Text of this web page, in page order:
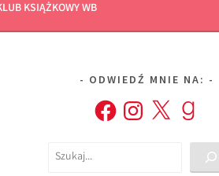
KSIĄŻKOWY WB
ODWIEDŹ MNIE NA:
FacebookInstagram
X Goodreads
Szukaj